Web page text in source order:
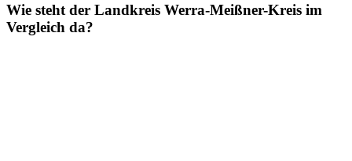
Wie steht der Landkreis Werra-Meißner-Kreis im
Vergleich da?